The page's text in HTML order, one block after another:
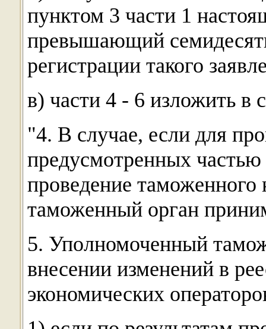
пунктом 3 части 1
превышающий
регистрации такого
в) части 4 - 6 изложить в
"4. В случае, если для
предусмотренных частью
проведение
таможенный орган
5. Уполномоченный
внесении изменений в
экономических